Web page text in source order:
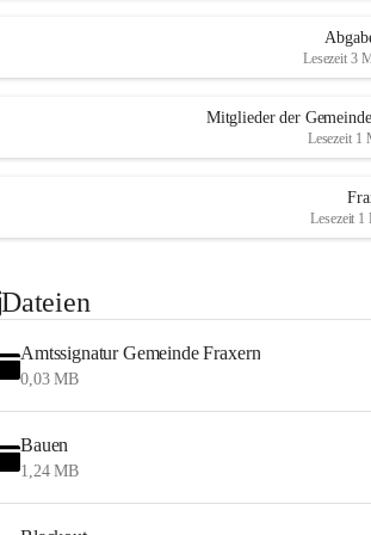
Lesezeit 3
Mitglieder der
Lesezeit 1
Lesezeit 1
Dateien
Amtssignatur Gemeinde Fraxern
0,03 MB
Bauen
1,24 MB